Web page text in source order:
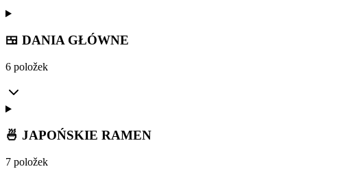
🍱 DANIA GŁÓWNE
6 položek
🍜 JAPOŃSKIE RAMEN
7 položek